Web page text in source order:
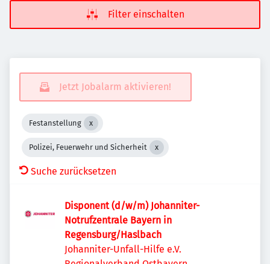
Filter einschalten
Jetzt Jobalarm aktivieren!
Festanstellung
Polizei, Feuerwehr und Sicherheit
Suche zurücksetzen
Disponent (d/w/m) Johanniter-
Notrufzentrale Bayern in
Regensburg/Haslbach
Johanniter-Unfall-Hilfe e.V.